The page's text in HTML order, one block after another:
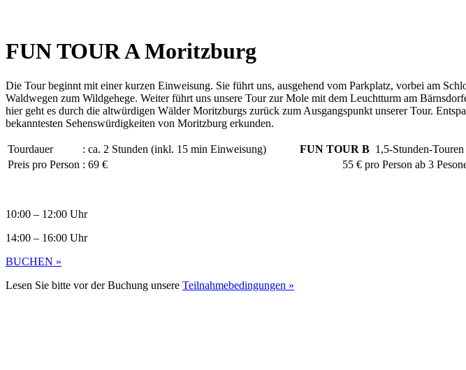
FUN TOUR A Moritzburg
Die Tour beginnt mit einer kurzen Einweisung. Sie führt uns, ausgehend vom Parkplatz, vorbei am
Waldwegen zum Wildgehege. Weiter führt uns unsere Tour zur Mole mit dem Leuchtturm am
hier geht es durch die altwürdigen Wälder Moritzburgs zurück zum Ausgangspunkt unserer Tour.
bekanntesten Sehenswürdigkeiten von Moritzburg erkunden.
Tourdauer : ca. 2 Stunden (inkl. 15 min Einweisung) FUN TOUR B 1,5-Stunden-
Preis pro Person : 69 € 55 € pro Person ab 3
10:00 – 12:00 Uhr
14:00 – 16:00 Uhr
BUCHEN »
Lesen Sie bitte vor der Buchung unsere Teilnahmebedingungen »